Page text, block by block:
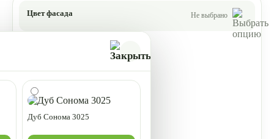
Цвет фасада Не выбрано
Дуб Сонома 3025